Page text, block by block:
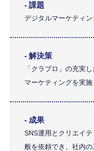
- 課題
デジタルマーケティ
- 解決策
「クラプロ」の充実
マーケティングを実施
- 成果
SNS運用とクリエイ
般を依頼でき、社内